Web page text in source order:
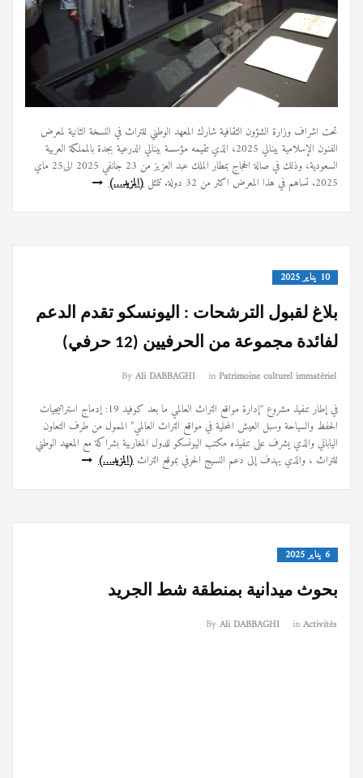
تحت اشراف وزارة الشؤون الثقافية شارك المعهد الوطني للتراث في النسخة الثانية لمعرض
الفنون الإسلامية بينالي 2025، الذي تقيمه مؤسسة بينالي الدرعية بجدة بالمملكة العربية
السعودية، وذلك في صالة الحجاج بمطار الملك عبد العزيز من 23 جانفي 2025 الى25 ماي
2025. تساهم في هذا المعرض اكثر من 32 دولة. تتمثل (المزيد…)
10 يناير 2025
بلاغ لقبول الترشحات : اليونسكو تقدم الدعم
لفائدة مجموعة من الحرفيين (12 حرفي)
ByAli DABBAGHI inPatrimoine culturel immatériel
في إطار تنفيذ مشروع “إدارة مواقع التراث العالمي ما بعد كوفيد 19: إدماج استراتيجيات
الحفظ والسياحة وسبل العيش المحلية في مواقع التراث العالمي” الممول من طرف التعاون
الياباني والذي يشرف على تنفيذه مكتب اليونسكو للدول المغاربية بشراكة مع المعهد الوطني
للتراث ، والذي يهدف إلى دعم النسيج الحرفي بموقع التراث(المزيد…)
6 يناير 2025
بحوث ميدانية بمنطقة شط الجريد
ByAli DABBAGHI inActivités